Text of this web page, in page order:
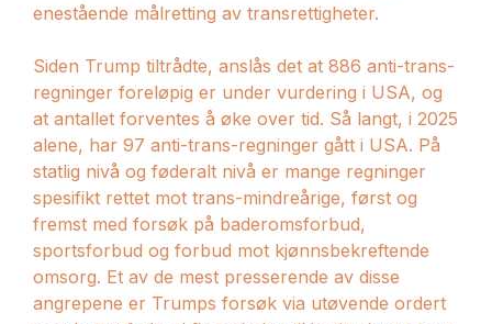
enestående målretting av transrettigheter.
Siden Trump tiltrådte, anslås det at 886 anti-trans-
regninger foreløpig er under vurdering i USA, og
at antallet forventes å øke over tid. Så langt, i 2025
alene, har 97 anti-trans-regninger gått i USA. På
statlig nivå og føderalt nivå er mange regninger
spesifikt rettet mot trans-mindreårige, først og
fremst med forsøk på baderomsforbud,
sportsforbud og forbud mot kjønnsbekreftende
omsorg. Et av de mest presserende av disse
angrepene er Trumps forsøk via utøvende ordert